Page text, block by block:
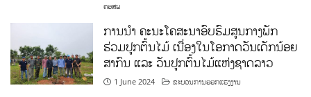
ຄອສພ
ການນໍາ ຄະນະໂຄສະນາອົບຮົມສູນກາງພັກ
ຮ່ວມປູກຕົ້ນໄມ້ ເນື່ອງໃນໂອກາດວັນເດັກນ້ອຍ
ສາກົນ ແລະ ວັນປູກຕົ້ນໄມ້ແຫ່ງຊາດລາວ
1 June 2024 ຂະບວນການອອກແຮງງານ